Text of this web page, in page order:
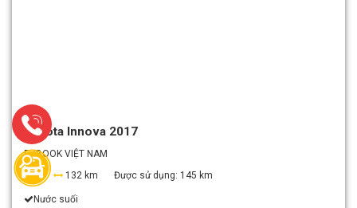
Toyota Innova 2017
EZBOOK VIỆT NAM
0
132 km Được sử dụng: 145 km
Nước suối